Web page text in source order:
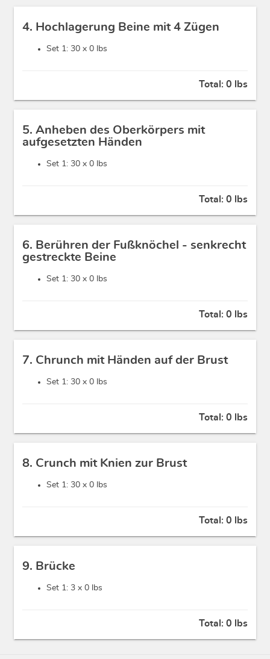
4. Hochlagerung Beine mit 4 Zügen
Set 1: 30 x 0 lbs
Total: 0 lbs
5. Anheben des Oberkörpers mit
aufgesetzten Händen
Set 1: 30 x 0 lbs
Total: 0 lbs
6. Berühren der Fußknöchel - senkrecht
gestreckte Beine
Set 1: 30 x 0 lbs
Total: 0 lbs
7. Chrunch mit Händen auf der Brust
Set 1: 30 x 0 lbs
Total: 0 lbs
8. Crunch mit Knien zur Brust
Set 1: 30 x 0 lbs
Total: 0 lbs
9. Brücke
Set 1: 3 x 0 lbs
Total: 0 lbs